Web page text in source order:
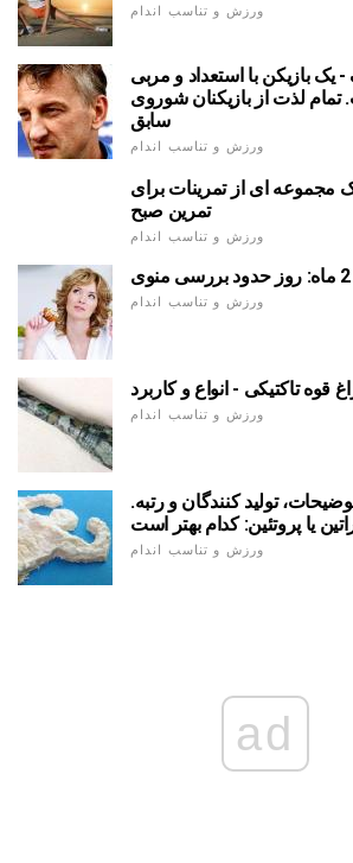
ورزش و تناسب اندام
یک بازیکن با استعداد و مربی
تمام لذت از بازیکنان شوروی
سابق
ورزش و تناسب اندام
مجموعه ای از تمرینات برای
تمرین صبح
ورزش و تناسب اندام
ورزش و تناسب اندام
قوه تاکتیکی - انواع و کاربرد
ورزش و تناسب اندام
تولید کنندگان و رتبه.
یا پروتئین: کدام بهتر است
ورزش و تناسب اندام
ad